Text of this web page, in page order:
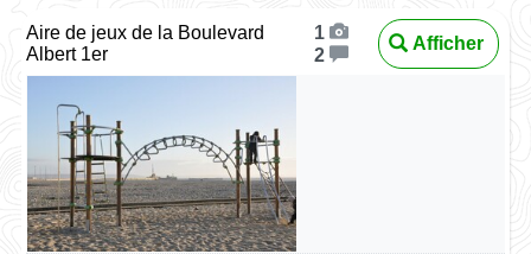
Aire de jeux de la Boulevard
Albert 1er
1
2
Afficher